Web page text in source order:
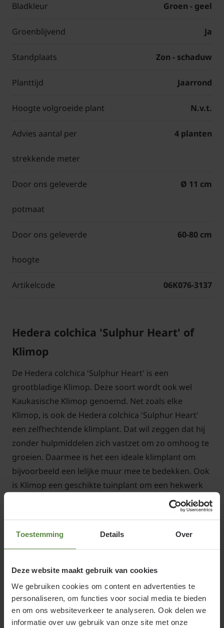
Toestemming Details Over
Deze website maakt gebruik van cookies
We gebruiken cookies om content en advertenties te
personaliseren, om functies voor social media te bieden
en om ons websiteverkeer te analyseren. Ook delen we
informatie over uw gebruik van onze site met onze
Bladkleur Groen - geel
Groenblijvend Ja
Standplaats Zon - schaduw
Planttijd Jaarrond
Hoogte volgroeide plant N.v.t.
Advies aantal per
strekkende meter
4 planten
Door ons geleverde
potmaat
Ø 11 cm
Door ons geleverde
hoogte
60-80 cm
Artikelcode 06K076-3137
Hedera colchica 'Sulphur Heart' of
Klimop
De Hedera colchica 'Sulphur Heart' is een
grootbladige Klimop. Deze soort wordt ook wel
Kaukasische Klimop genoemd. Net zoals elke
Klimop, is ook de Hedera colchica 'Sulphur Heart'
een zelfhechtende klimplant. Dat wil zeggen dat hij
zonder hulpmiddelen zich vastzet om zo omhoog te
groeien. Daarmee is het een ideale klimplant om
bijvoorbeeld een lelijke muur mee te bedekken. Ook
is Klimop een geschikte tuinplant om een hekwerk
mee te laten begroeien. Om hem daarmee te
helpen, kunt u nieuwe uitlopers door het gaas
De Hedera colchica 'Sulphur Heart' heeft mooi
grotere vlakken een mooi effect.